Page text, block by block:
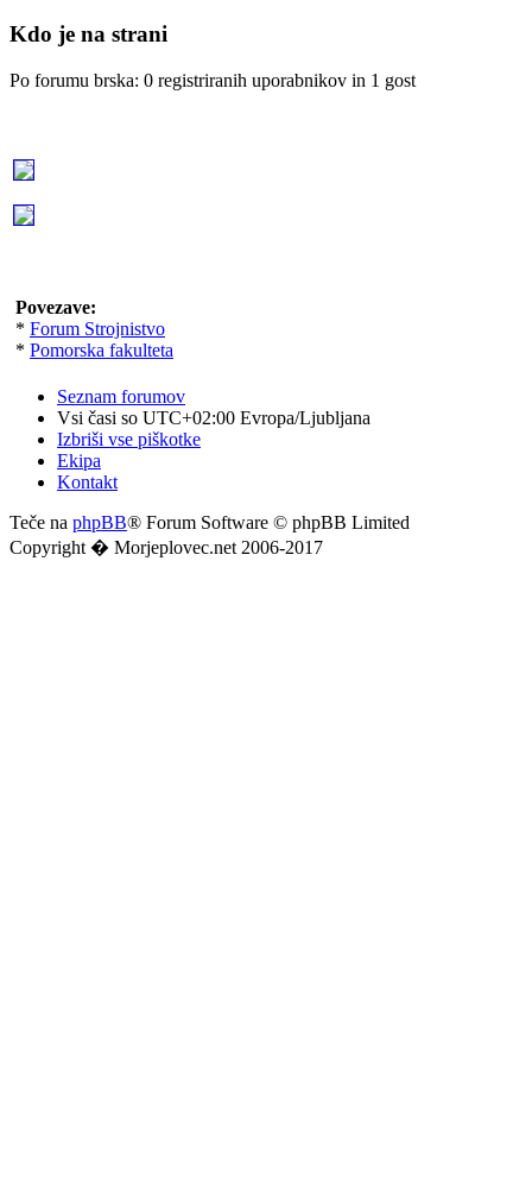
Kdo je na strani
Po forumu brska: 0 registriranih uporabnikov in 1 gost
Povezave:
* Forum Strojnistvo
* Pomorska fakulteta
Seznam forumov
Vsi časi so UTC+02:00 Evropa/Ljubljana
Izbriši vse piškotke
Ekipa
Kontakt
Teče na phpBB® Forum Software © phpBB Limited
Copyright � Morjeplovec.net 2006-2017